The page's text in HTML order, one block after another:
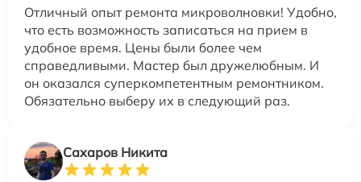
Отличный опыт ремонта микроволновки! Удобно,
что есть возможность записаться на прием в
удобное время. Цены были более чем
справедливыми. Мастер был дружелюбным. И
он оказался суперкомпетентным ремонтником.
Обязательно выберу их в следующий раз.
Сахаров Никита